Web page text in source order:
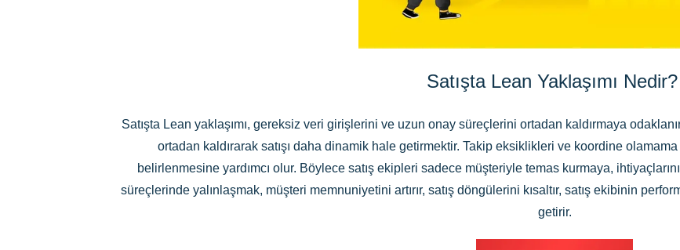
Satışta Lean Yaklaşımı Nedir?
Satışta Lean yaklaşımı, gereksiz veri girişlerini ve uzun onay süreçlerini ortadan kaldırmaya
ortadan kaldırarak satışı daha dinamik hale getirmektir. Takip eksiklikleri ve koordine
belirlenmesine yardımcı olur. Böylece satış ekipleri sadece müşteriyle temas kurmaya,
süreçlerinde yalınlaşmak, müşteri memnuniyetini artırır, satış döngülerini kısaltır, satış ekibinin
getirir.